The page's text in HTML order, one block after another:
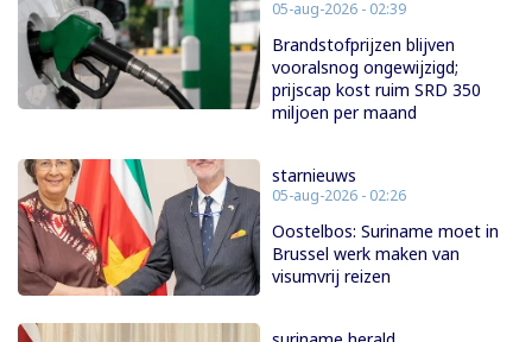
05-aug-2026 - 02:39
Brandstofprijzen blijven
vooralsnog ongewijzigd;
prijscap kost ruim SRD 350
miljoen per maand
starnieuws
05-aug-2026 - 02:26
Oostelbos: Suriname moet in
Brussel werk maken van
visumvrij reizen